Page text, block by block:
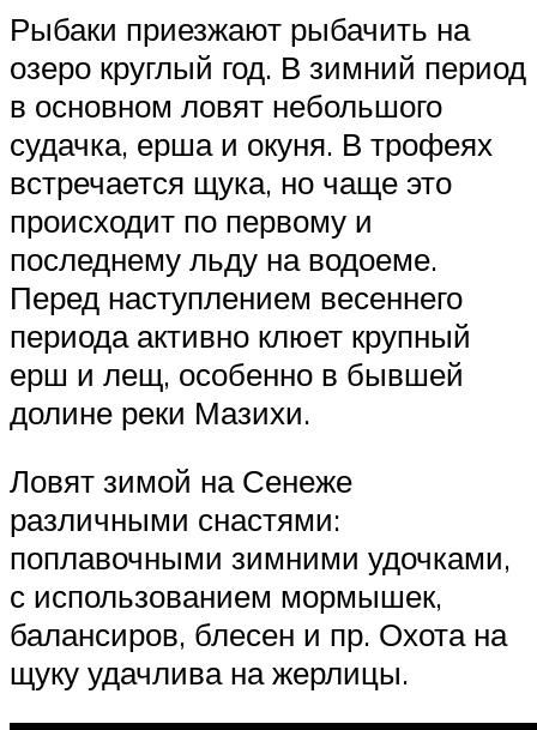
Рыбаки приезжают рыбачить на
озеро круглый год. В зимний период
в основном ловят небольшого
судачка, ерша и окуня. В трофеях
встречается щука, но чаще это
происходит по первому и
последнему льду на водоеме.
Перед наступлением весеннего
периода активно клюет крупный
ерш и лещ, особенно в бывшей
долине реки Мазихи.
Ловят зимой на Сенеже
различными снастями:
поплавочными зимними удочками,
с использованием мормышек,
балансиров, блесен и пр. Охота на
щуку удачлива на жерлицы.